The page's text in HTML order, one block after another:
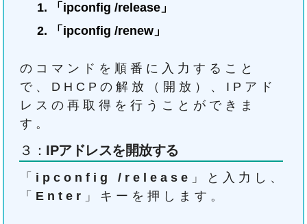
「 ipconfig /release 」
「 ipconfig /renew 」
のコマンドを順番に入力すること
で、DHCPの解放（開放）、IPアド
レスの再取得を行うことができま
す。
３： IPアドレスを開放する
「 ipconfig /release 」と入力し、
「 Enter 」キーを押します。